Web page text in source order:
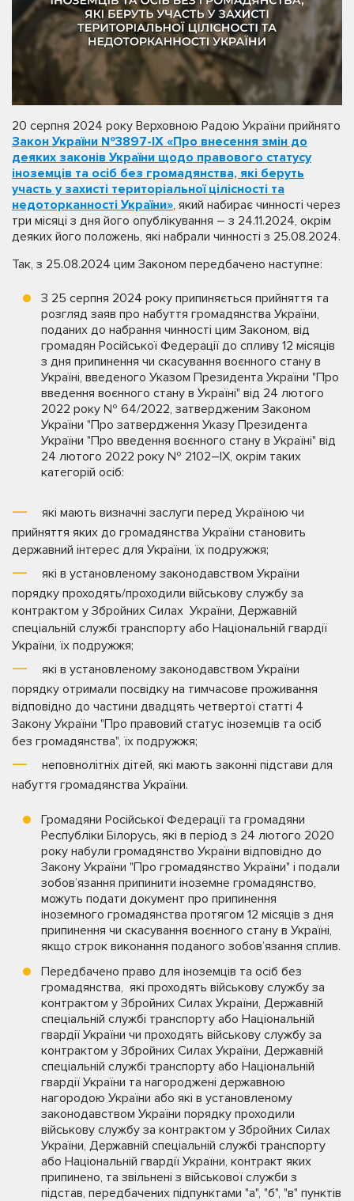
20 серпня 2024 року Верховною Радою України прийнято
Закон України №3897-ІХ «Про внесення змін до
деяких законів України щодо правового статусу
іноземців та осіб без громадянства, які беруть
участь у захисті територіальної цілісності та
недоторканності України», який набирає чинності через
три місяці з дня його опублікування – з 24.11.2024, окрім
деяких його положень, які набрали чинності з 25.08.2024.
Так, з 25.08.2024 цим Законом передбачено наступне:
З 25 серпня 2024 року припиняється прийняття та
розгляд заяв про набуття громадянства України,
поданих до набрання чинності цим Законом, від
громадян Російської Федерації до спливу 12 місяців
з дня припинення чи скасування воєнного стану в
Україні, введеного Указом Президента України "Про
введення воєнного стану в Україні" від 24 лютого
2022 року № 64/2022, затвердженим Законом
України "Про затвердження Указу Президента
України "Про введення воєнного стану в Україні" від
24 лютого 2022 року № 2102–IX, окрім таких
категорій осіб:
які мають визначні заслуги перед Україною чи
прийняття яких до громадянства України становить
державний інтерес для України, їх подружжя;
які в установленому законодавством України
порядку проходять/проходили військову службу за
контрактом у Збройних Силах України, Державній
спеціальній службі транспорту або Національній гвардії
України, їх подружжя;
які в установленому законодавством України
порядку отримали посвідку на тимчасове проживання
відповідно до частини двадцять четвертої статті 4
Закону України "Про правовий статус іноземців та осіб
без громадянства", їх подружжя;
неповнолітніх дітей, які мають законні підстави для
набуття громадянства України.
Громадяни Російської Федерації та громадяни
Республіки Білорусь, які в період з 24 лютого 2020
року набули громадянство України відповідно до
Закону України "Про громадянство України" і подали
зобов’язання припинити іноземне громадянство,
можуть подати документ про припинення
іноземного громадянства протягом 12 місяців з дня
припинення чи скасування воєнного стану в Україні,
якщо строк виконання поданого зобов’язання сплив.
Передбачено право для іноземців та осіб без
громадянства, які проходять військову службу за
контрактом у Збройних Силах України, Державній
спеціальній службі транспорту або Національній
гвардії України чи проходять військову службу за
контрактом у Збройних Силах України, Державній
спеціальній службі транспорту або Національній
гвардії України та нагороджені державною
нагородою України або які в установленому
законодавством України порядку проходили
військову службу за контрактом у Збройних Силах
України, Державній спеціальній службі транспорту
або Національній гвардії України, контракт яких
припинено, та звільнені з військової служби з
підстав, передбачених підпунктами "а", "б", "в" пунктів